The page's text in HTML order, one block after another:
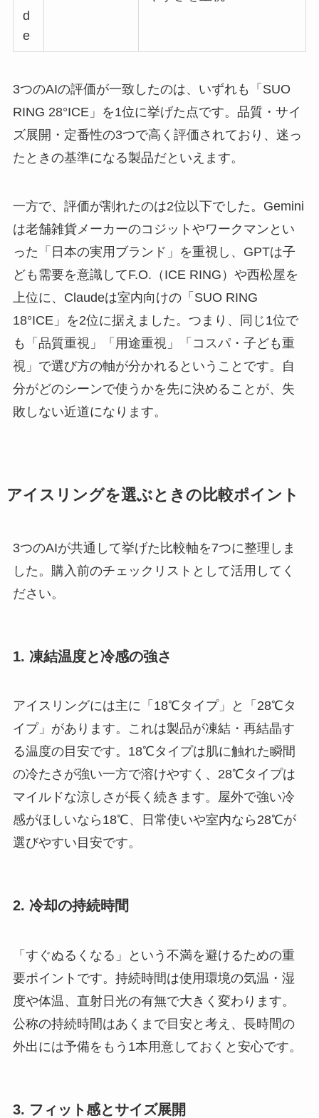
d
e
3つのAIの評価が一致したのは、いずれも「SUO
RING 28°ICE」を1位に挙げた点です。品質・サイ
ズ展開・定番性の3つで高く評価されており、迷っ
たときの基準になる製品だといえます。
一方で、評価が割れたのは2位以下でした。Gemini
は老舗雑貨メーカーのコジットやワークマンとい
った「日本の実用ブランド」を重視し、GPTは子
ども需要を意識してF.O.（ICE RING）や西松屋を
上位に、Claudeは室内向けの「SUO RING
18°ICE」を2位に据えました。つまり、同じ1位で
も「品質重視」「用途重視」「コスパ・子ども重
視」で選び方の軸が分かれるということです。自
分がどのシーンで使うかを先に決めることが、失
敗しない近道になります。
アイスリングを選ぶときの比較ポイント
3つのAIが共通して挙げた比較軸を7つに整理しま
した。購入前のチェックリストとして活用してく
ださい。
1. 凍結温度と冷感の強さ
アイスリングには主に「18℃タイプ」と「28℃タ
イプ」があります。これは製品が凍結・再結晶す
る温度の目安です。18℃タイプは肌に触れた瞬間
の冷たさが強い一方で溶けやすく、28℃タイプは
マイルドな涼しさが長く続きます。屋外で強い冷
感がほしいなら18℃、日常使いや室内なら28℃が
選びやすい目安です。
2. 冷却の持続時間
「すぐぬるくなる」という不満を避けるための重
要ポイントです。持続時間は使用環境の気温・湿
度や体温、直射日光の有無で大きく変わります。
公称の持続時間はあくまで目安と考え、長時間の
外出には予備をもう1本用意しておくと安心です。
3. フィット感とサイズ展開